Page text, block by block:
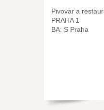
Pivovar a
PRAHA 1
BA: S Praha